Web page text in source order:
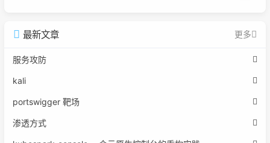
最新文章 更多
服务攻防
kali
portswigger 靶场
渗透方式